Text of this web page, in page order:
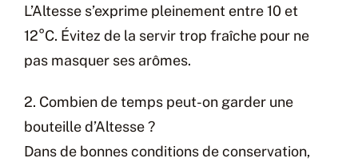
L’Altesse s’exprime pleinement entre 10 et
12°C. Évitez de la servir trop fraîche pour ne
pas masquer ses arômes.
2. Combien de temps peut-on garder une
bouteille d’Altesse ?
Dans de bonnes conditions de conservation,